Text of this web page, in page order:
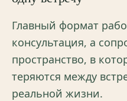
Главный формат
консультация, а
пространство, в
теряются между
реальной жизни.